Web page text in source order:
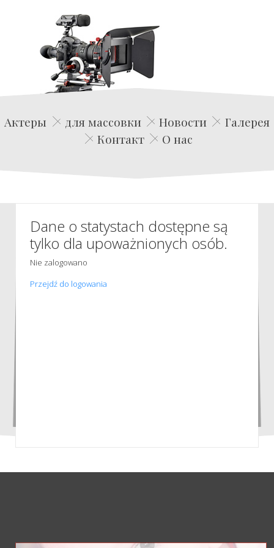
Edwin Film Agencja Aktorska
Актеры для массовки Новости
Галерея
Контакт
О нас
Dane o statystach dostępne są
tylko dla upoważnionych osób.
Nie zalogowano
Przejdź do logowania